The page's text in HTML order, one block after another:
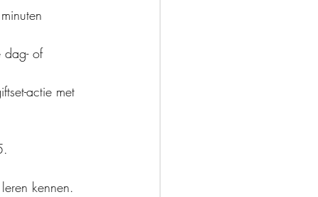
dag- of
actie met
kennen.